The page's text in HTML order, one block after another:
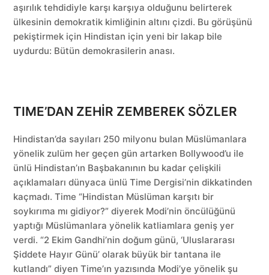
aşırılık tehdidiyle karşı karşıya olduğunu belirterek
ülkesinin demokratik kimliğinin altını çizdi. Bu görüşünü
pekiştirmek için Hindistan için yeni bir lakap bile
uydurdu: Bütün demokrasilerin anası.
TIME’DAN ZEHİR ZEMBEREK SÖZLER
Hindistan’da sayıları 250 milyonu bulan Müslümanlara
yönelik zulüm her geçen gün artarken Bollywood’u ile
ünlü Hindistan’ın Başbakanının bu kadar çelişkili
açıklamaları dünyaca ünlü Time Dergisi’nin dikkatinden
kaçmadı. Time “Hindistan Müslüman karşıtı bir
soykırıma mı gidiyor?” diyerek Modi’nin öncülüğünü
yaptığı Müslümanlara yönelik katliamlara geniş yer
verdi. “2 Ekim Gandhi’nin doğum günü, ‘Uluslararası
Şiddete Hayır Günü’ olarak büyük bir tantana ile
kutlandı” diyen Time’ın yazısında Modi’ye yönelik şu